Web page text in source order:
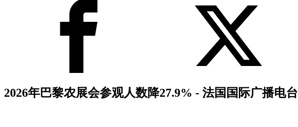
2026年巴黎农展会参观人数降27.9% - 法国国际广播电台